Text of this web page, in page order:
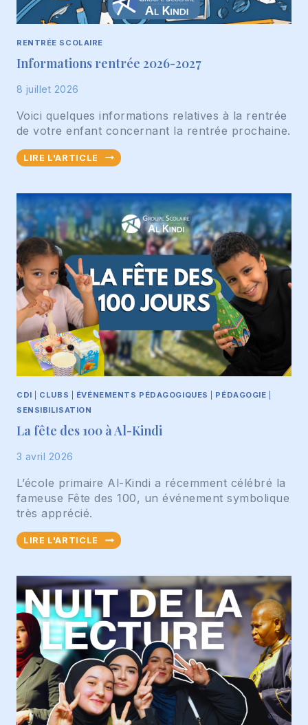
RENTRÉE SCOLAIRE
Informations rentrée 2026-2027
8 juillet 2026
Voici quelques informations relatives à la rentrée
de votre enfant concernant la rentrée prochaine.
LIRE L'ARTICLE
O
R
M
A
I
O
N
R
E
N
R
E
6
-
0
2
CDI CLUBS ÉVÉNEMENTS PÉDAGOGIQUES PÉDAGOGIE
SENSIBILISATION
La fête des 100 à Al-Kindi
3 avril 2026
L’école primaire Al-Kindi a récemment célébré la
fameuse Fête des 100, un événement symbolique
très apprécié.
LIRE L'ARTICLE
L
Ê
E
D
E
S
1
0
0